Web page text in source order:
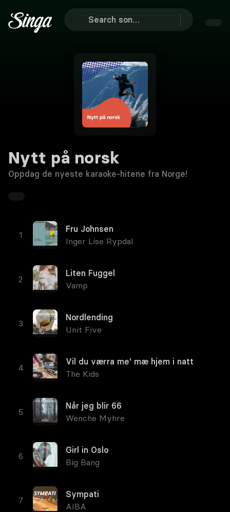
Nytt på norsk
Oppdag de nyeste karaoke-hitene fra Norge!
Fru Johnsen
Inger Lise Rypdal
Liten Fuggel
Vamp
Nordlending
Unit Five
Vil du værra me' mæ hjem i natt
The Kids
Når jeg blir 66
Wenche Myhre
Girl in Oslo
Big Bang
Sympati
AIBA